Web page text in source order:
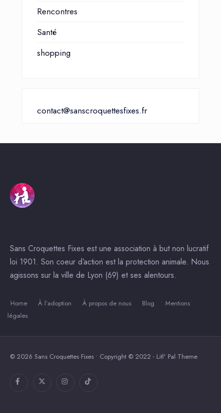
Rencontres
Santé
shopping
contact@sanscroquettesfixes.fr
Sans Croquettes Fixes est une association à but non lucratif
loi 1901. Son coeur d’action est la protection animale. Nous
agissons sur la ville de Lyon (69) et ses alentours.
Home À l’adoption À propos de nous Blog
Mentions
légales
© 2026 Sans Croquettes Fixes • Copyright © 2022 - Litl' Pal Theme